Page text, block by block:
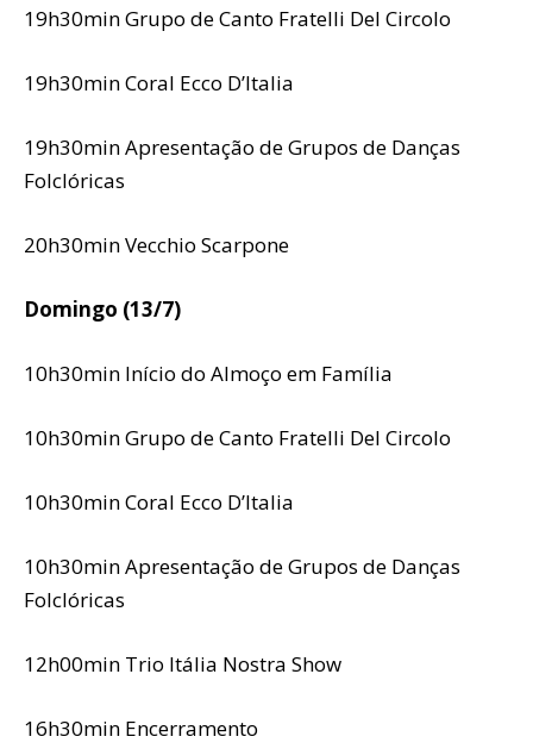
19h30min Grupo de Canto Fratelli Del Circolo
19h30min Coral Ecco D’Italia
19h30min Apresentação de Grupos de Danças
Folclóricas
20h30min Vecchio Scarpone
Domingo (13/7)
10h30min Início do Almoço em Família
10h30min Grupo de Canto Fratelli Del Circolo
10h30min Coral Ecco D’Italia
10h30min Apresentação de Grupos de Danças
Folclóricas
12h00min Trio Itália Nostra Show
16h30min Encerramento